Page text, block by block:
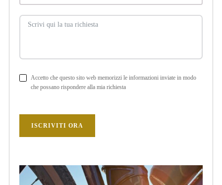
Accetto che questo sito web memorizzi le informazioni inviate in modo
che possano rispondere alla mia richiesta
ISCRIVITI ORA